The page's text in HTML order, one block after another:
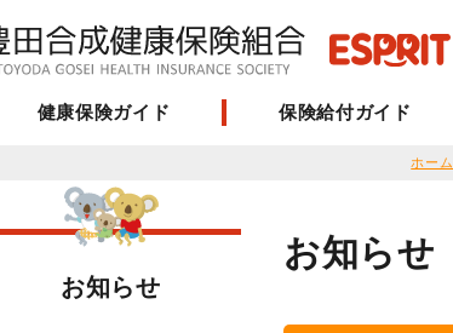
健康保険ガイド 保険給付ガイド
ホーム
お知らせ
お知らせ